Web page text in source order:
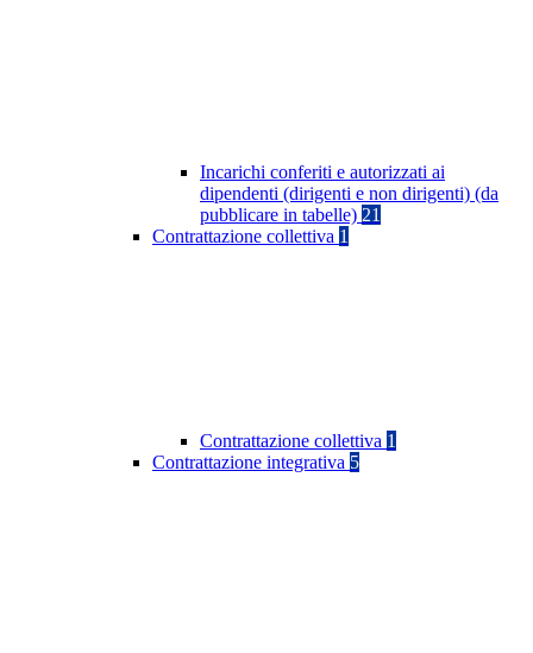
Incarichi conferiti e autorizzati ai
dipendenti (dirigenti e non dirigenti) (da
pubblicare in tabelle) 21
Contrattazione collettiva 1
Contrattazione collettiva 1
Contrattazione integrativa 5